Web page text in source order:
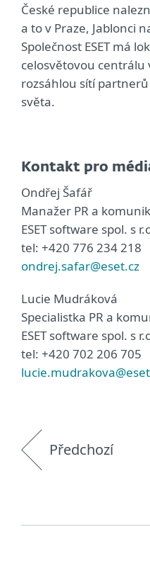
České republice
a to v Praze, Jablonci
Společnost ESET má
celosvětovou centrálu
rozsáhlou sítí
světa.
Kontakt pro
Ondřej Šafář
Manažer PR a
ESET software spol. s
tel: +420 776 234 218
ondrej.safar@eset.cz
Lucie Mudráková
Specialistka PR a
ESET software spol. s
tel: +420 702 206 705
Předchozí